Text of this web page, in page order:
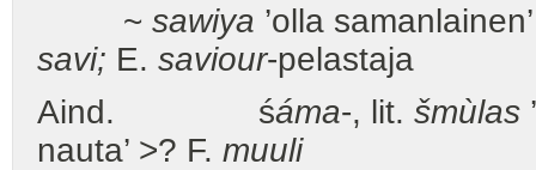
~ sawiya ’olla
savi; E. saviour-pelastaja
Aind. śáma-, lit. šmùlas
nauta’ >? F. muuli